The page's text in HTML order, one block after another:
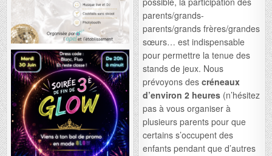
parents/grands-
parents/grands frères/grandes
sœurs… est indispensable
pour permettre la tenue des
stands de jeux. Nous
prévoyons descréneaux
d’environ 2 heures (n’hésitez
pas à vous organiser à
plusieurs parents pour que
certains s’occupent des
enfants pendant que d’autres